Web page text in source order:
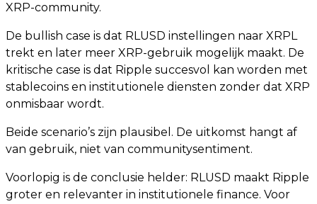
XRP-community.
De bullish case is dat RLUSD instellingen naar XRPL
trekt en later meer XRP-gebruik mogelijk maakt. De
kritische case is dat Ripple succesvol kan worden met
stablecoins en institutionele diensten zonder dat XRP
onmisbaar wordt.
Beide scenario’s zijn plausibel. De uitkomst hangt af
van gebruik, niet van communitysentiment.
Voorlopig is de conclusie helder: RLUSD maakt Ripple
groter en relevanter in institutionele finance. Voor